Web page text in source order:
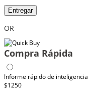
Entregar
OR
Compra Rápida
Informe rápido de inteligencia
$1250